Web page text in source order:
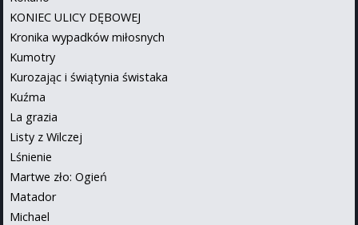
KONIEC ULICY DĘBOWEJ
Kronika wypadków miłosnych
Kumotry
Kurozając i świątynia świstaka
Kuźma
La grazia
Listy z Wilczej
Lśnienie
Martwe zło: Ogień
Matador
Michael